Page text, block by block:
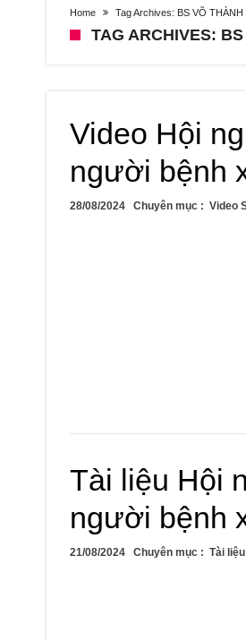
Home Tag Archives: BS VÕ THÀNH
TAG ARCHIVES:
Video Hội
người bệnh
28/08/2024 Chuyên mục : Video
Tài liệu Hội
người bệnh
21/08/2024 Chuyên mục : Tài liệu